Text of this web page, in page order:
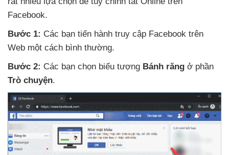
Facebook.
Bước 1: Các bạn tiến hành truy cập Facebook trên
Web một cách bình thường.
Bước 2: Các bạn chọn biểu tượng Bánh răng ở phần
Trò chuyện.